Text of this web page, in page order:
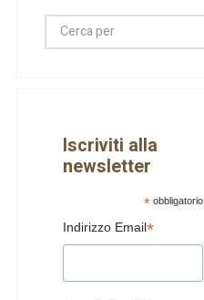
Iscriviti alla
newsletter
*obbligatorio
Indirizzo Email*